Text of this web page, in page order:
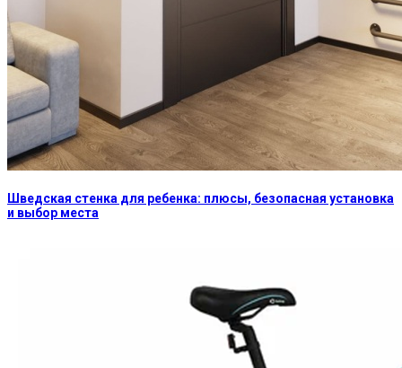
Шведская стенка для ребенка: плюсы, безопасная установка
и выбор места